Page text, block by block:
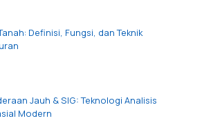
Definisi, Fungsi, dan Teknik
Jauh & SIG: Teknologi Analisis
Modern